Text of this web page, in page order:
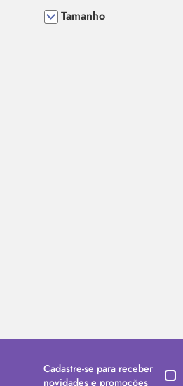
Tamanho
Cadastre-se para receber
novidades e promoções